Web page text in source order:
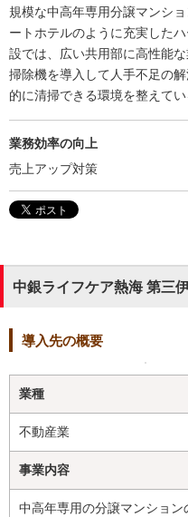
規模な中高年専用分譲マンシ
ートホテルのように充実した
設では、広い共用部に高性能
掃除機を導入して人手不足の
的に清掃できる環境を整えてい
業務効率の向上
売上アップ対策
中銀ライフケア熱海 第三
導入先の概要
業種
不動産業
事業内容
中高年専用の分譲マンション